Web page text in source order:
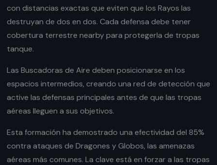
con distancias exactas que eviten que los Rayos las
destruyan de dos en dos. Cada defensa debe tener
cobertura terrestre nearby para protegerla de tropas
tanque.
Las Buscadoras de Aire deben posicionarse en los
espacios intermedios, creando una red de detección que
active las defensas principales antes de que las tropas
aéreas lleguen a sus objetivos.
Esta formación ha demostrado una efectividad del 85%
contra ataques de Dragones y Globos, las amenazas
aéreas más comunes. La clave está en forzar a las tropas